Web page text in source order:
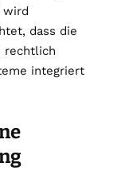
wird
dass die
rechtlich
integriert